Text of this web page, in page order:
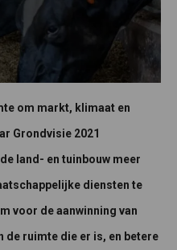
om markt, klimaat en
Grondvisie 2021
land- en tuinbouw meer
diensten te
voor de aanwinning van
de ruimte die er is, en betere